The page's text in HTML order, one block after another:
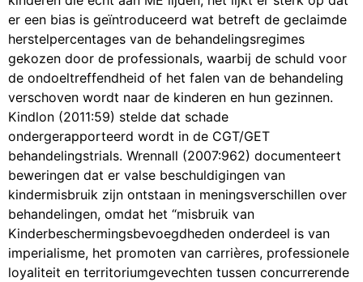
er een bias is geïntroduceerd wat betreft de geclaimde
herstelpercentages van de behandelingsregimes
gekozen door de professionals, waarbij de schuld voor
de ondoeltreffendheid of het falen van de behandeling
verschoven wordt naar de kinderen en hun gezinnen.
Kindlon (2011:59) stelde dat schade
ondergerapporteerd wordt in de CGT/GET
behandelingstrials. Wrennall (2007:962) documenteert
beweringen dat er valse beschuldigingen van
kindermisbruik zijn ontstaan in meningsverschillen over
behandelingen, omdat het “misbruik van
Kinderbeschermingsbevoegdheden onderdeel is van
imperialisme, het promoten van carrières, professionele
loyaliteit en territoriumgevechten tussen concurrerende